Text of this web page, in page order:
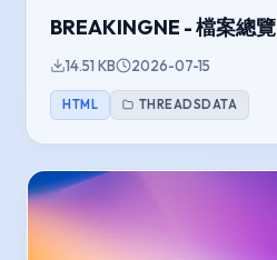
BREAKINGNE - 檔案總覽
14.51 KB 2026-07-15
HTML THREADSDATA